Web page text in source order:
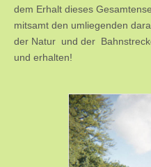
dem Erhalt dieses
mitsamt den umliegenden
der Natur und der
und erhalten!